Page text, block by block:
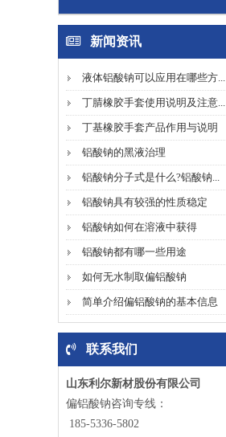
新闻资讯
液体铝酸钠可以应用在哪些方...
丁腈橡胶手套使用说明及注意...
丁基橡胶手套产品作用与说明
铝酸钠的黑液治理
铝酸钠分子式是什么?铝酸钠...
铝酸钠具有较强的性质稳定
铝酸钠如何在溶液中获得
铝酸钠都有哪一些用途
如何无水制取偏铝酸钠
简单介绍偏铝酸钠的基本信息
联系我们
山东利尔新材股份有限公司
偏铝酸钠咨询专线：
185-5336-5802